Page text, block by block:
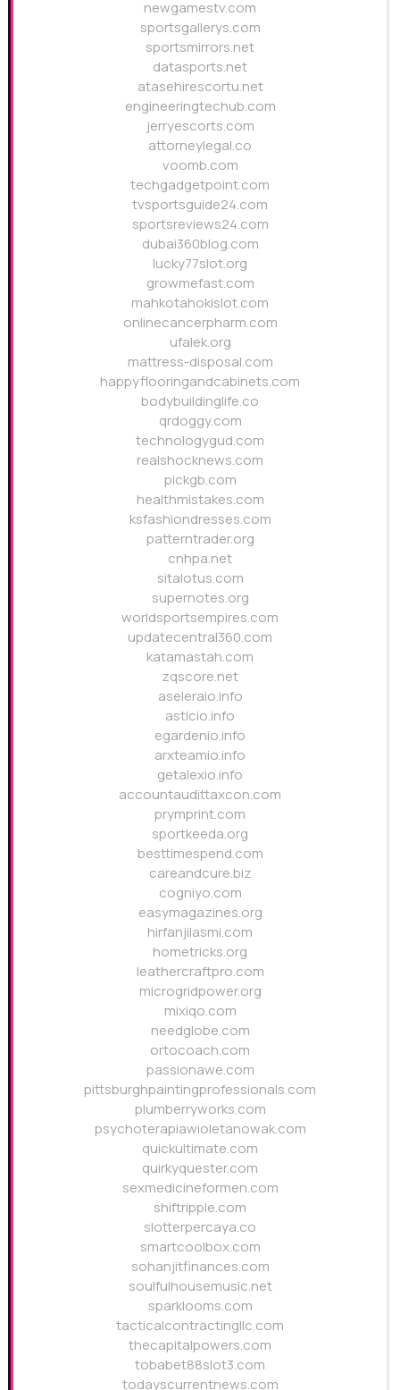
newgamestv.com
sportsgallerys.com
sportsmirrors.net
datasports.net
atasehirescortu.net
engineeringtechub.com
jerryescorts.com
attorneylegal.co
voomb.com
techgadgetpoint.com
tvsportsguide24.com
sportsreviews24.com
dubai360blog.com
lucky77slot.org
growmefast.com
mahkotahokislot.com
onlinecancerpharm.com
ufalek.org
mattress-disposal.com
happyflooringandcabinets.com
bodybuildinglife.co
qrdoggy.com
technologygud.com
realshocknews.com
pickgb.com
healthmistakes.com
ksfashiondresses.com
patterntrader.org
cnhpa.net
sitalotus.com
supernotes.org
worldsportsempires.com
updatecentral360.com
katamastah.com
zqscore.net
aseleraio.info
asticio.info
egardenio.info
arxteamio.info
getalexio.info
accountaudittaxcon.com
prymprint.com
sportkeeda.org
besttimespend.com
careandcure.biz
cogniyo.com
easymagazines.org
hirfanjilasmi.com
hometricks.org
leathercraftpro.com
microgridpower.org
mixiqo.com
needglobe.com
ortocoach.com
passionawe.com
pittsburghpaintingprofessionals.com
plumberryworks.com
psychoterapiawioletanowak.com
quickultimate.com
quirkyquester.com
sexmedicineformen.com
shiftripple.com
slotterpercaya.co
smartcoolbox.com
sohanjitfinances.com
soulfulhousemusic.net
sparklooms.com
tacticalcontractingllc.com
thecapitalpowers.com
tobabet88slot3.com
todayscurrentnews.com